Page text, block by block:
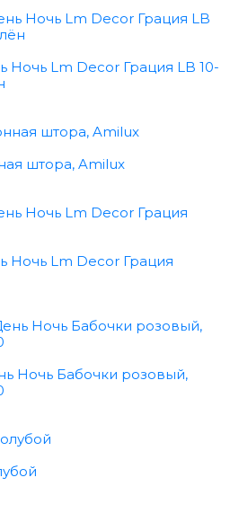
Ночь Lm Decor Грация LB 10-
штора, Amilux
Ночь Lm Decor Грация
Ночь Бабочки розовый,